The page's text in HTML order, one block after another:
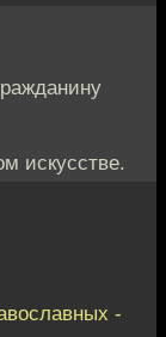
искусстве.
-